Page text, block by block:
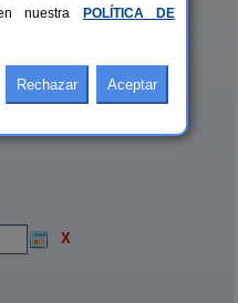
X
nuestra
POLÍTICA DE